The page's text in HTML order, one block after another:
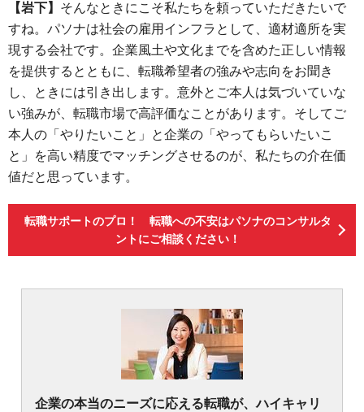
【岩下】 そんなときにこそ私たちを頼っていただきたいで
すね。パソナは社会の雇用インフラとして、適材適所を実
現する会社です。企業風土や文化までを含めた正しい情報
を提供するとともに、転職希望者の強みや志向をお聞き
し、ときには引き出します。意外とご本人は気づいていな
い強みが、転職市場で高評価なことがあります。そしてご
本人の「やりたいこと」と企業の「やってもらいたいこ
と」を高い精度でマッチングさせるのが、私たちの介在価
値だと思っています。
転職サポートのプロ！ 転職への不安はパソナのコンサルタ
ントにご相談ください！
企業の本当のニーズに応える転職が、ハイキャリ